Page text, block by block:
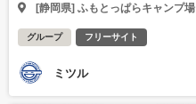
[静岡県] ふもとっぱらキャンプ場
グループ フリーサイト
ミツル